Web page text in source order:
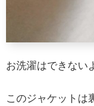
お洗濯はできない
このジャケットは